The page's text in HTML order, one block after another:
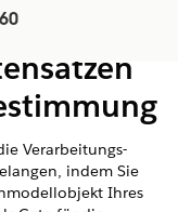
Verarbeitungs-
indem Sie
Ihres